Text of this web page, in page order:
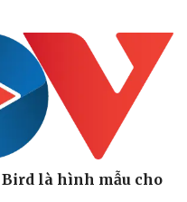
Bird là hình mẫu cho